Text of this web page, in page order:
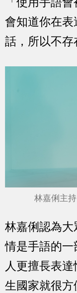
會知道你在
話，所以不存
林嘉俐主
林嘉俐認為
情是手語的一
人更擅長表
生國家就很